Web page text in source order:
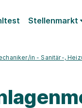
Stellenmarkt
in - Sanitär-,